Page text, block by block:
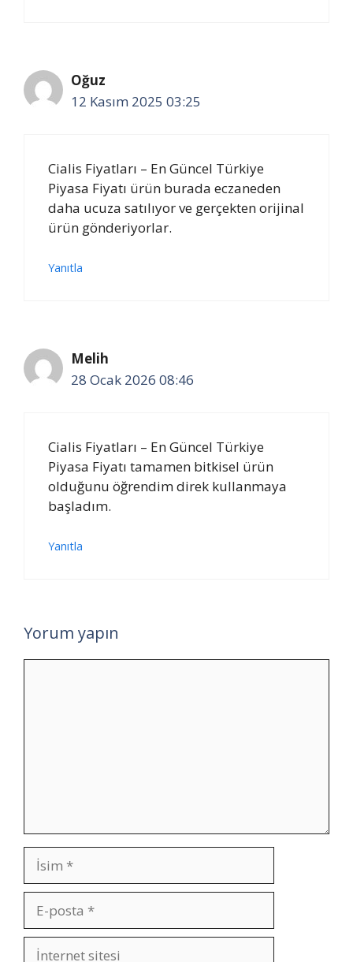
Oğuz
12 Kasım 2025 03:25
Cialis Fiyatları – En Güncel Türkiye
Piyasa Fiyatı ürün burada eczaneden
daha ucuza satılıyor ve gerçekten orijinal
ürün gönderiyorlar.
Yanıtla
Melih
28 Ocak 2026 08:46
Cialis Fiyatları – En Güncel Türkiye
Piyasa Fiyatı tamamen bitkisel ürün
olduğunu öğrendim direk kullanmaya
başladım.
Yanıtla
Yorum yapın
İsim
posta
İnternet